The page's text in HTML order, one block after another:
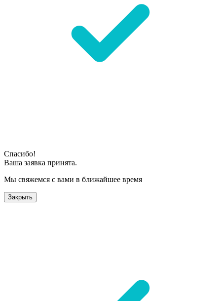
Спасибо!
Ваша заявка принята.
Мы свяжемся с вами в ближайшее время
Закрыть